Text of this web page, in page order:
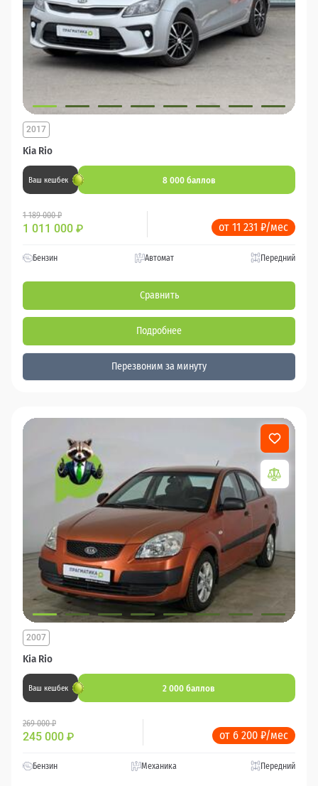
Kia Rio
2017
Ваш кешбек 8 000 баллов
1 189 000 ₽
1 011 000 ₽ от 11 231 ₽/мес
Бензин Автомат Передний
Сравнить
Подробнее
Перезвоним за минуту
Kia Rio
2007
Ваш кешбек 2 000 баллов
269 000 ₽
245 000 ₽ от 6 200 ₽/мес
Бензин Механика Передний